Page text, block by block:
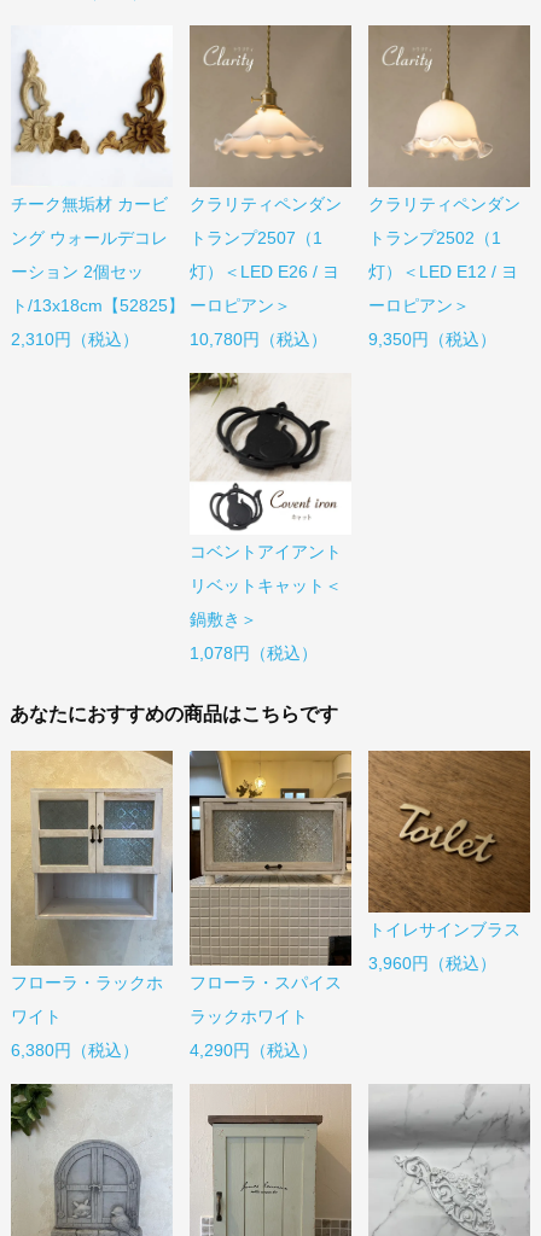
チーク無垢材 カービ
ング ウォールデコレ
ーション 2個セッ
ト/13x18cm【52825】
2,310円（税込）
クラリティペンダン
トランプ2507（1
灯）＜LED E26 / ヨ
ーロピアン＞
10,780円（税込）
クラリティペンダン
トランプ2502（1
灯）＜LED E12 / ヨ
ーロピアン＞
9,350円（税込）
コベントアイアント
リベットキャット＜
鍋敷き＞
1,078円（税込）
あなたにおすすめの商品はこちらです
フローラ・ラックホ
ワイト
6,380円（税込）
フローラ・スパイス
ラックホワイト
4,290円（税込）
トイレサインブラス
3,960円（税込）